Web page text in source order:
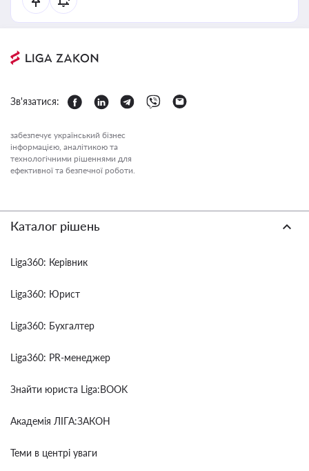
Зв'язатися:
забезпечує український бізнес
інформацією, аналітикою та
технологічними рішеннями для
ефективної та безпечної роботи.
Каталог рішень
Liga360: Керівник
Liga360: Юрист
Liga360: Бухгалтер
Liga360: PR-менеджер
Знайти юриста Liga:BOOK
Академія ЛІГА:ЗАКОН
Теми в центрі уваги